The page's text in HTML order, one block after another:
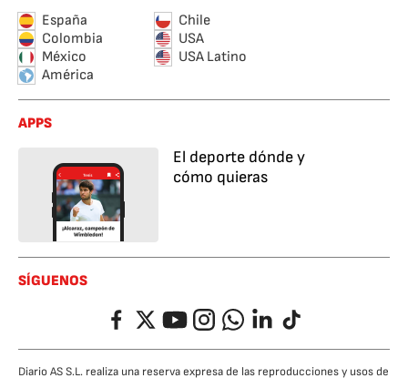
España
Chile
Colombia
USA
México
USA Latino
América
APPS
El deporte dónde y
cómo quieras
SÍGUENOS
FacebookTwitterYouTubeInstagramWhatsappLinkedIn
TikTok
Diario AS S.L. realiza una reserva expresa de las reproducciones y usos de